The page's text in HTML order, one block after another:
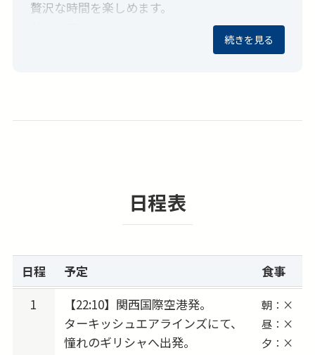
贅沢な時間を楽しめます。
美しい景色を眺めながらの散策やショッピング
じめ、歴史的建造物や遺跡群を観光。
リシャ旅行にもおすすめです。
★ターキッシュエアラインズ利用で快適な空の
ヨーロッパ屈指のネットワークを誇るターキッ
続きを見る
日程表
日程 予定
食事
1
【22:10】関西国際空港発。
ターキッシュエアラインズにて、
憧れのギリシャへ出発。
朝：×
昼：×
夕：×